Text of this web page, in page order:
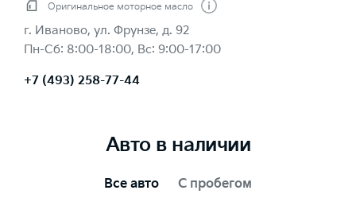
Оригинальное моторное масло
г. Иваново, ул. Фрунзе, д. 92
Пн-Сб: 8:00-18:00, Вс: 9:00-17:00
+7 (493) 258-77-44
Авто в наличии
Все авто С пробегом